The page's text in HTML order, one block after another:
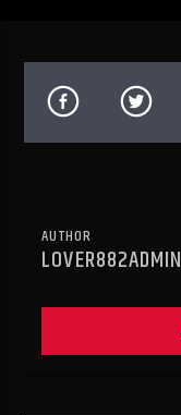
AUTHOR
LOVER882ADMIN